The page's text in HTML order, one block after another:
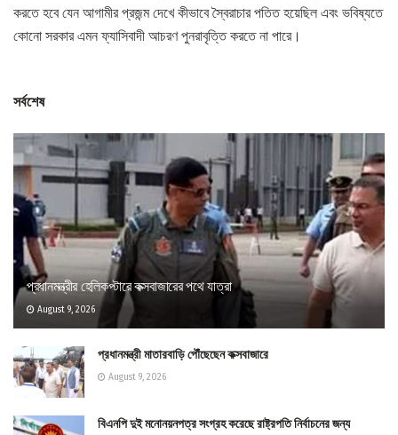
করতে হবে যেন আগামীর প্রজন্ম দেখে কীভাবে স্বৈরাচার পতিত হয়েছিল এবং ভবিষ্যতে
কোনো সরকার এমন ফ্যাসিবাদী আচরণ পুনরাবৃত্তি করতে না পারে।
সর্বশেষ
প্রধানমন্ত্রীর হেলিকপ্টারে কক্সবাজারের পথে যাত্রা
August 9, 2026
প্রধানমন্ত্রী মাতারবাড়ি পৌঁছেছেন কক্সবাজারে
August 9, 2026
বিএনপি দুই মনোনয়নপত্র সংগ্রহ করেছে রাষ্ট্রপতি নির্বাচনের জন্য